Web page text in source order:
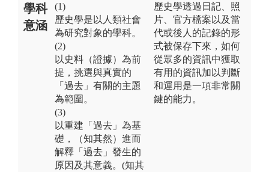
學科
意涵
(1)
歷史學是以人類社會
為研究對象的學科。
(2)
以史料（證據）為前
提，挑選與真實的
「過去」有關的主題
為範圍。
(3)
以重建「過去」為基
礎，（知其然）進而
解釋「過去」發生的
原因及其意義。(知其
歷史學透過日記、照
片、官方檔案以及當
代或後人的記錄的形
式被保存下來，如何
從眾多的資訊中獲取
有用的資訊加以判斷
和運用是一項非常關
鍵的能力。